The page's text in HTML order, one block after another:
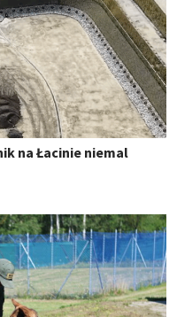
na Łacinie niemal